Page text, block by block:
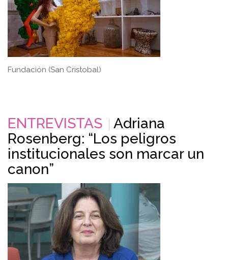
Fundación (San Cristobal)
ENTREVISTAS
Adriana
Rosenberg: “Los peligros
institucionales son marcar un
canon”